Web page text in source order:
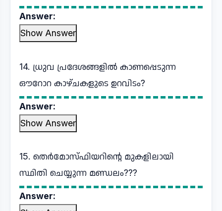
Answer:
Show Answer
14. ധ്രുവ പ്രദേശങ്ങളിൽ കാണപ്പെടുന്ന
ഔറോറ കാഴ്ചകളുടെ ഉറവിടം?
Answer:
Show Answer
15. തെർമോസ്ഫിയറിന്റെ മുകളിലായി
സ്ഥിതി ചെയ്യുന്ന മണ്ഡലം???
Answer: